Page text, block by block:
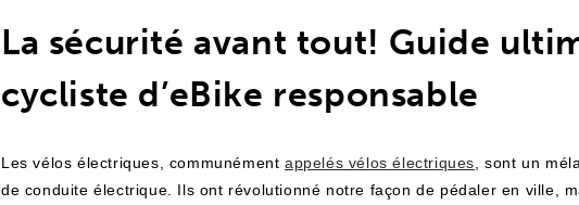
La sécurité avant tout! Guide
cycliste d’eBike responsable
Les vélos électriques, communémentappelés vélos électriques , sont un
de conduite électrique. Ils ont révolutionné notre façon de pédaler en ville,